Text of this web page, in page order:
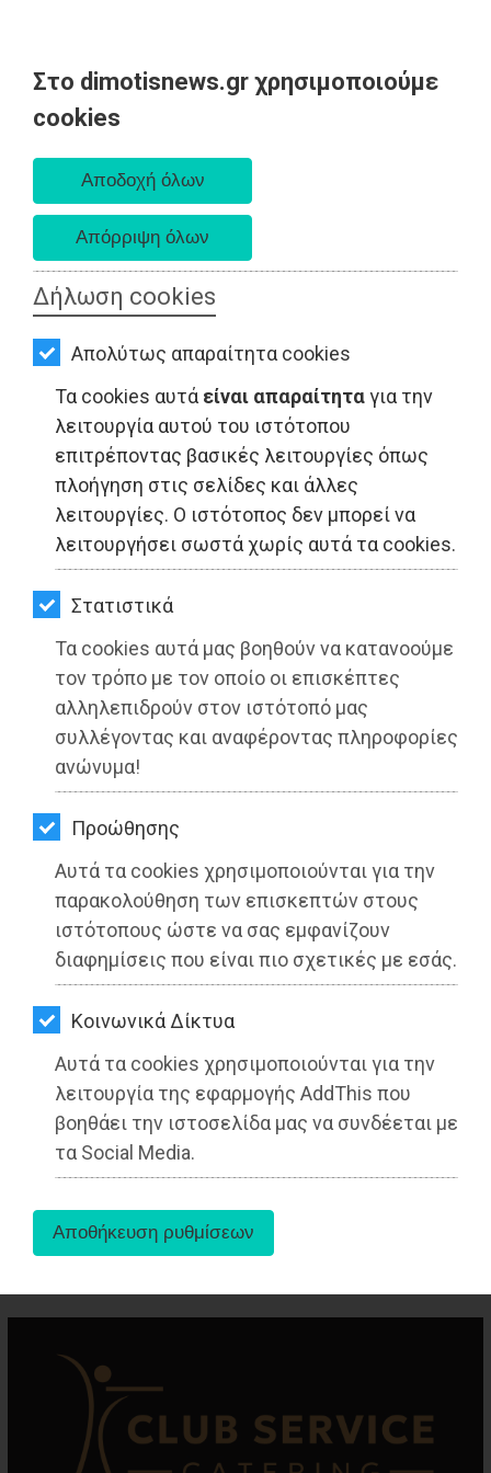
Στο dimotisnews.gr χρησιμοποιούμε
cookies
Δήλωση cookies
Απολύτως απαραίτητα cookies
Τα cookies αυτά είναι απαραίτηταγια την
λειτουργία αυτού του ιστότοπου
επιτρέποντας βασικές λειτουργίες όπως
πλοήγηση στις σελίδες και άλλες
λειτουργίες. Ο ιστότοπος δεν μπορεί να
λειτουργήσει σωστά χωρίς αυτά τα cookies.
Στατιστικά
Τα cookies αυτά μας βοηθούν να κατανοούμε
τον τρόπο με τον οποίο οι επισκέπτες
αλληλεπιδρούν στον ιστότοπό μας
συλλέγοντας και αναφέροντας πληροφορίες
ανώνυμα!
Προώθησης
Αυτά τα cookies χρησιμοποιούνται για την
παρακολούθηση των επισκεπτών στους
ιστότοπους ώστε να σας εμφανίζουν
διαφημίσεις που είναι πιο σχετικές με εσάς.
Kοινωνικά Δίκτυα
Αυτά τα cookies χρησιμοποιούνται για την
λειτουργία της εφαρμογής AddThis που
βοηθάει την ιστοσελίδα μας να συνδέεται με
τα Social Media.
AΡΧΙΚΗ
ΕΙΔΗΣΕΙΣ
ΠΟΛΙΤΙΚΗ
ΤΟΠΙΚΗ
ΑΥΤΟΔΙΟΙΚΗΣΗ
ΟΙΚΟΝΟΜΙΑ
ΑΘΛΗΤΙΣΜΟΣ
ΠΟΛΙΤΙΣΜΟΣ
ΣΠΙΤΙ-
ΚΗΠΟΣ
ΥΓΕΙΑ
LIFESTYLE
ΤΑΞΙΔΙΑ
ΕΞΟΔΟΣ
ΠΕΡΙΒΑΛΛΟΝ
ΚΑΤΟΙΚΙΔΙΟ
ΑΓΓΕΛΙΕΣ
ΕΦΗΜΕΡΙΔΕΣ
OΔΗΓΟΣ
ΑΓΟΡΑΣ
ΨΙΘΥΡΟΙ
ΑΠΟΣΤΟΛΗ
ΑΡΘΡΩΝ
ΤΟΠΙΚΗ ΑΥΤΟΔΙΟΙΚΗΣΗ - Ραφήνα
ΔΗΜΟΣ ΡΑΦΗΝΑΣ-ΠΙΚΕΡΜΙΟΥ:
Κλειστή η Αρίωνος στο ύψος της
γέφυρας
Διαβάστηκε 3600 φορές
27-05-2025
Από τo Dimotisnews
aboutus
Ραφήνα, ΤΟΠΙΚΗ ΑΥΤΟΔΙΟΙΚΗΣΗ